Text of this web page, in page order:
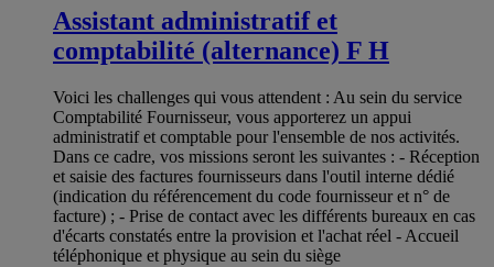
Assistant administratif et
comptabilité (alternance) F H
Voici les challenges qui vous attendent : Au sein du service
Comptabilité Fournisseur, vous apporterez un appui
administratif et comptable pour l'ensemble de nos activités.
Dans ce cadre, vos missions seront les suivantes : - Réception
et saisie des factures fournisseurs dans l'outil interne dédié
(indication du référencement du code fournisseur et n° de
facture) ; - Prise de contact avec les différents bureaux en cas
d'écarts constatés entre la provision et l'achat réel - Accueil
téléphonique et physique au sein du siège